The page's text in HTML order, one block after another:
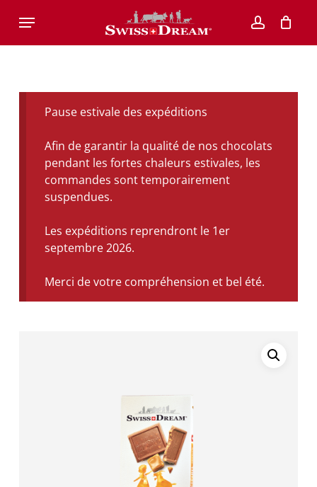
main
account
Menu
Pause estivale des expéditions
Afin de garantir la qualité de nos chocolats
pendant les fortes chaleurs estivales, les
commandes sont temporairement
suspendues.
Les expéditions reprendront le 1er
septembre 2026.
Merci de votre compréhension et bel été.